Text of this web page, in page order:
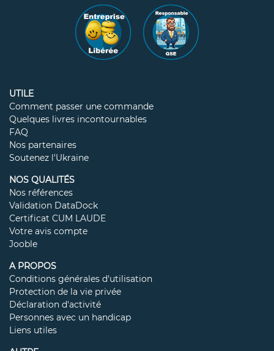
UTILE
Comment passer une commande
Quelques livres incontournables
FAQ
Nos partenaires
Soutenez l'Ukraine
NOS QUALITÉS
Nos références
Validation DataDock
Certificat CUM LAUDE
Votre avis compte
Jooble
A PROPOS
Conditions générales d'utilisation
Protection de la vie privée
Déclaration d'activité
Personnes avec un handicap
Liens utiles